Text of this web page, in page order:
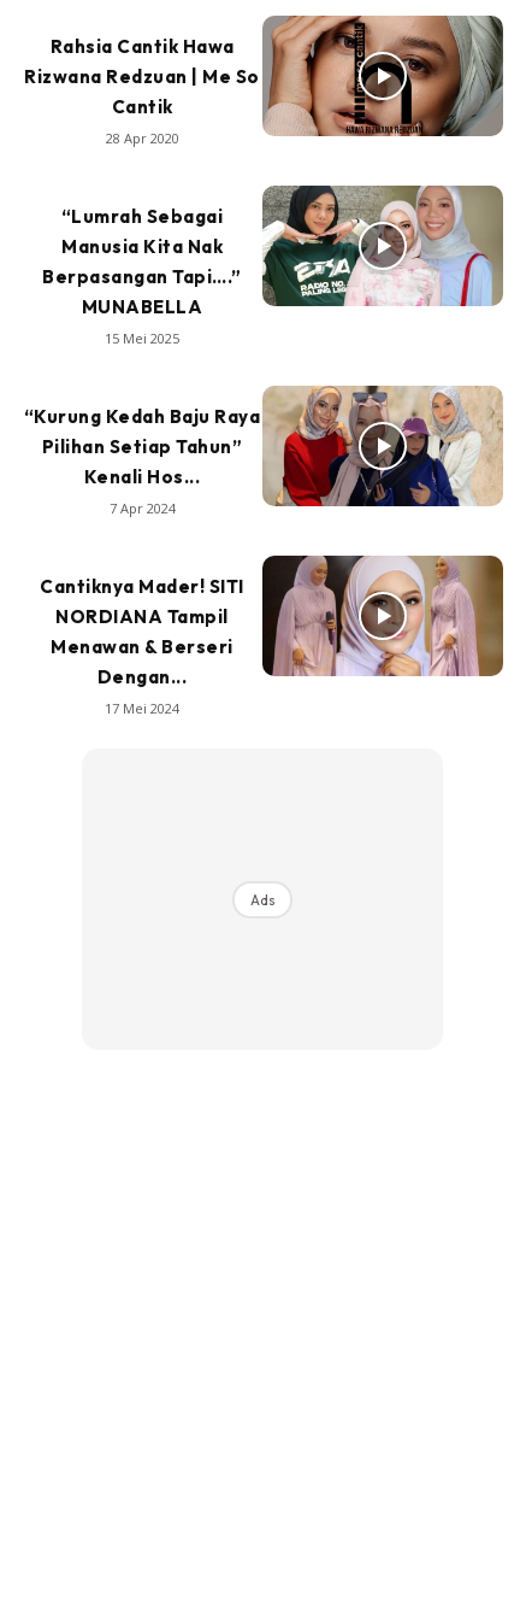
Rahsia Cantik Hawa
Rizwana Redzuan | Me So
Cantik
28 Apr 2020
“Lumrah Sebagai
Manusia Kita Nak
Berpasangan Tapi….”
MUNABELLA
15 Mei 2025
“Kurung Kedah Baju Raya
Pilihan Setiap Tahun”
Kenali Hos...
7 Apr 2024
Cantiknya Mader! SITI
NORDIANA Tampil
Menawan & Berseri
Dengan...
17 Mei 2024
Ads